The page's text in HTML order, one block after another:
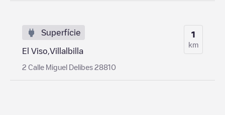
Superfície
El Viso,Villalbilla
2 Calle Miguel Delibes 28810
1
km